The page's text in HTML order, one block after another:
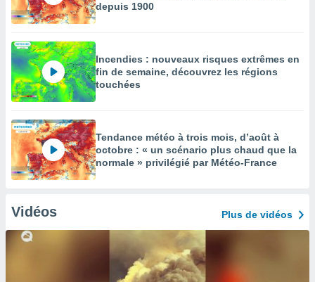
depuis 1900
Incendies : nouveaux risques extrêmes en
fin de semaine, découvrez les régions
touchées
Tendance météo à trois mois, d’août à
octobre : « un scénario plus chaud que la
normale » privilégié par Météo-France
Vidéos Plus de vidéos